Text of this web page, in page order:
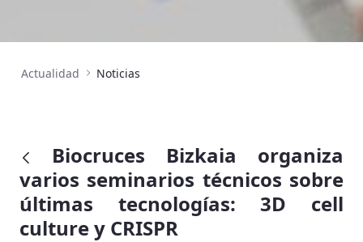
Actualidad Noticias
Biocruces Bizkaia organiza
varios seminarios técnicos sobre
últimas tecnologías: 3D cell
culture y CRISPR